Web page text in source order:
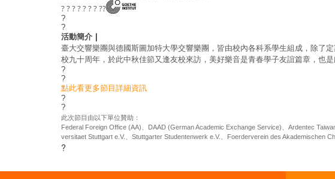
? ? ? ? ? ? ? ??
?
?
活動簡介
臺大交響樂團與德國斯圖加特大學交響樂團，皆由校內各科系學生組成，除了
校九十周年，於此中秋佳節又逢友校來訪，美好樂音是青春學子友誼篇章，也是
?
?
點此看更多節目詳細資訊
?
?
此次節目由以下單位贊助：
Federal Foreign Office (AA) DAAD (German Academic Exchange Service) Ardentec
versitaet Stuttgart e.V.
Stuttgarter Studentenwerk e.V. Foerderverein des Akademischen
?